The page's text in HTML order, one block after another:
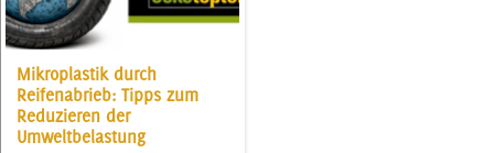
Mikroplastik durch
Reifenabrieb: Tipps zum
Reduzieren der
Umweltbelastung